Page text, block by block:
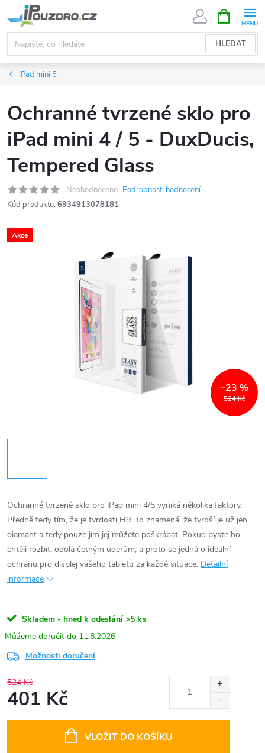
na
obsah
HLEDAT
NÁKUPNÍ
KOŠÍK
iPad mini 5
Ochranné tvrzené sklo pro
iPad mini 4 / 5 - DuxDucis,
Tempered Glass
Neohodnoceno Podrobnosti hodnocení
Kód produktu: 6934913078181
Akce
524 Kč
–23 %
Ochranné tvrzené sklo pro iPad mini 4/5 vyniká několika faktory.
Předně tedy tím, že je tvrdosti H9. To znamená, že tvrdší je už jen
diamant a tedy pouze jím jej můžete poškrábat. Pokud byste ho
chtěli rozbít, odolá četným úderům, a proto se jedná o ideální
ochranu pro displej vašeho tabletu za každé situace. Detailní
informace
Skladem - hned k odeslání >5 ks
11.8.2026
Možnosti doručení
524 Kč
401 Kč
VLOŽIT DO KOŠÍKU